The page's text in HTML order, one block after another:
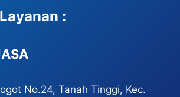
:
No.24, Tanah Tinggi, Kec.